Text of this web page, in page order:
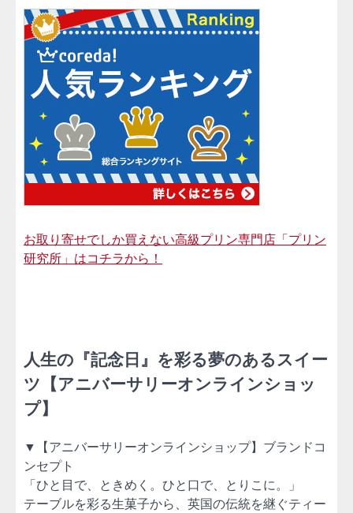
お取り寄せでしか買えない高級プリン専門店「プリン
研究所」はコチラから！
人生の『記念日』を彩る夢のあるスイー
ツ【アニバーサリーオンラインショッ
プ】
▼【アニバーサリーオンラインショップ】ブランドコ
ンセプト
「ひと目で、ときめく。ひと口で、とりこに。」
テーブルを彩る生菓子から、英国の伝統を継ぐティー